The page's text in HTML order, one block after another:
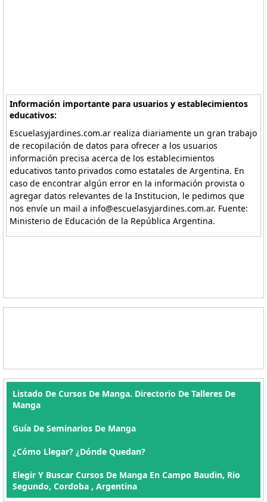
Información importante para usuarios y establecimientos
educativos:
Escuelasyjardines.com.ar realiza diariamente un gran trabajo
de recopilación de datos para ofrecer a los usuarios
información precisa acerca de los establecimientos
educativos tanto privados como estatales de Argentina. En
caso de encontrar algún error en la información provista o
agregar datos relevantes de la Institucion, le pedimos que
nos envíe un mail a info@escuelasyjardines.com.ar. Fuente:
Ministerio de Educación de la República Argentina.
Listado De Cursos De Manga. Directorio De Talleres De
Manga
Guía De Seminarios De Manga
¿Cómo Llegar? ¿Dónde Quedan?
Elegir Y Buscar Cursos De Manga En Campo Baudin, Rio
Segundo, Cordoba , Argentina